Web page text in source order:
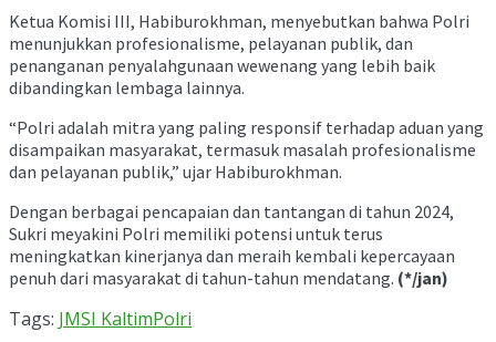
Ketua Komisi III, Habiburokhman, menyebutkan bahwa Polri
menunjukkan profesionalisme, pelayanan publik, dan
penanganan penyalahgunaan wewenang yang lebih baik
dibandingkan lembaga lainnya.
“Polri adalah mitra yang paling responsif terhadap aduan yang
disampaikan masyarakat, termasuk masalah profesionalisme
dan pelayanan publik,” ujar Habiburokhman.
Dengan berbagai pencapaian dan tantangan di tahun 2024,
Sukri meyakini Polri memiliki potensi untuk terus
meningkatkan kinerjanya dan meraih kembali kepercayaan
penuh dari masyarakat di tahun-tahun mendatang. (*/jan)
Tags: JMSI KaltimPolri